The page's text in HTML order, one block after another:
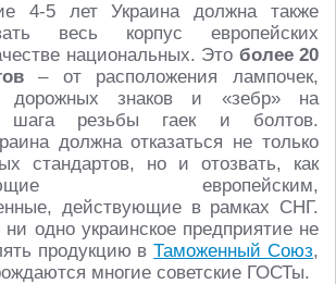
4-5 лет Украина должна также
весь корпус европейских
национальных. Это более 20
– от расположения лампочек,
дорожных знаков и «зебр» на
шага резьбы гаек и болтов.
должна отказаться не только
стандартов, но и отозвать, как
европейским,
действующие в рамках СНГ.
ни одно украинское предприятие не
продукцию вТаможенный Союз,
многие советские ГОСТы.